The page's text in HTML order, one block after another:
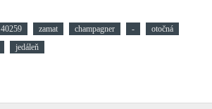
40259 zamat champagner -
otočná
jedáleň